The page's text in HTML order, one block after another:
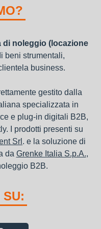
considerati un servizio. I
ai fini IRES e IRAP
di noleggio (locazione
beni strumentali,
business.
gestito dalla
specializzata in
e plug-in digitali B2B,
I prodotti presenti su
Srl . e la soluzione di
da Grenke Italia S.p.A.,
B2B.
SU: